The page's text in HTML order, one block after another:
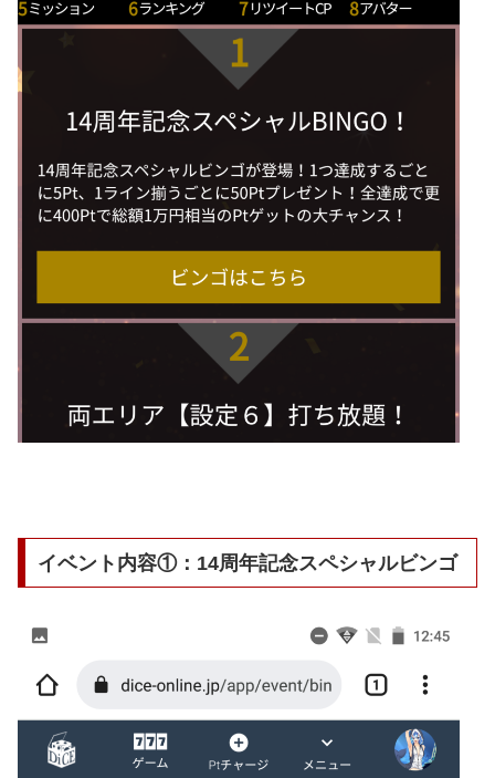
イベント内容①：14周年記念スペシャルビンゴ